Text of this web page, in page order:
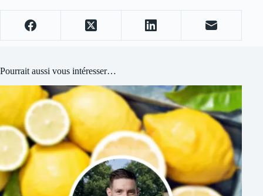
Pourrait aussi vous intéresser…